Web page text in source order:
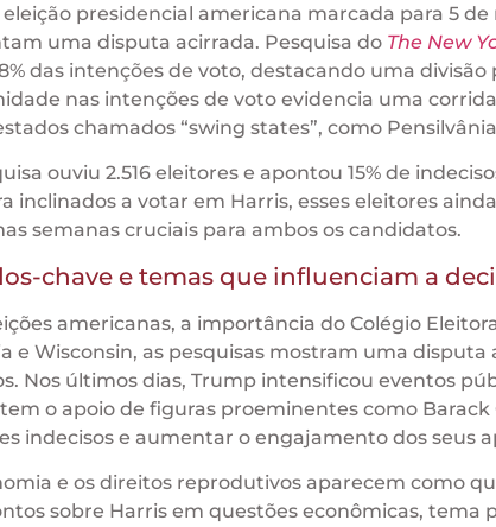
eleição presidencial americana marcada para 5
uma disputa acirrada. Pesquisa do The New
das intenções de voto, destacando uma
nas intenções de voto evidencia uma
chamados “swing states”, como
ouviu 2.516 eleitores e apontou 15% de
inclinados a votar em Harris, esses eleitores
semanas cruciais para ambos os candidatos.
chave e temas que influenciam a
americanas, a importância do Colégio
e Wisconsin, as pesquisas mostram uma
Nos últimos dias, Trump intensificou eventos
o apoio de figuras proeminentes como
indecisos e aumentar o engajamento dos seus
e os direitos reprodutivos aparecem como
sobre Harris em questões econômicas,